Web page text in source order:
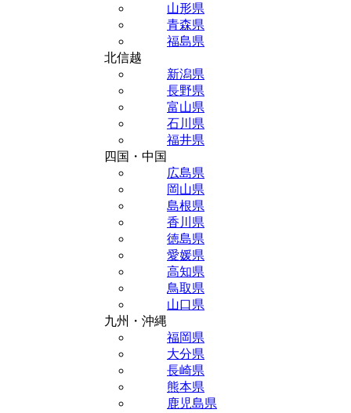
山形県
青森県
福島県
北信越
新潟県
長野県
富山県
石川県
福井県
四国・中国
広島県
岡山県
島根県
香川県
徳島県
愛媛県
高知県
鳥取県
山口県
九州・沖縄
福岡県
大分県
長崎県
熊本県
鹿児島県